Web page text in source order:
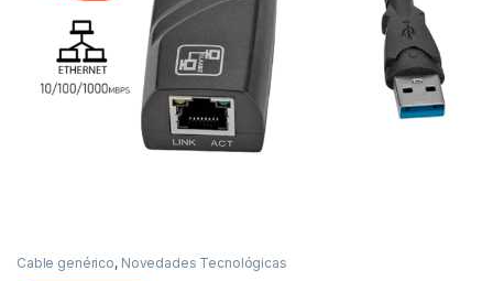
Cable genérico, Novedades Tecnológicas